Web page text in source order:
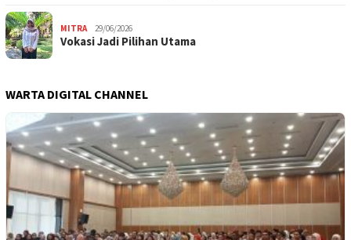
MITRA 29/06/2026
Vokasi Jadi Pilihan Utama
WARTA DIGITAL CHANNEL